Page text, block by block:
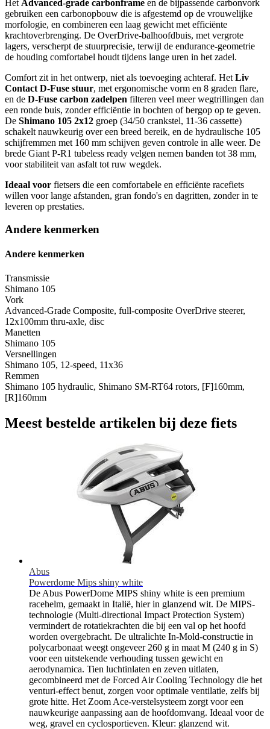
Het Advanced-grade carbonframe en de bijpassende carbonvork
gebruiken een carbonopbouw die is afgestemd op de vrouwelijke
morfologie, en combineren een laag gewicht met efficiënte
krachtoverbrenging. De OverDrive-balhoofdbuis, met vergrote
lagers, verscherpt de stuurprecisie, terwijl de endurance-geometrie
de houding comfortabel houdt tijdens lange uren in het zadel.
Comfort zit in het ontwerp, niet als toevoeging achteraf. Het Liv
Contact D-Fuse stuur, met ergonomische vorm en 8 graden flare,
en de D-Fuse carbon zadelpen filteren veel meer wegtrillingen dan
een ronde buis, zonder efficiëntie in bochten of bergop op te geven.
De Shimano 105 2x12 groep (34/50 crankstel, 11-36 cassette)
schakelt nauwkeurig over een breed bereik, en de hydraulische 105
schijfremmen met 160 mm schijven geven controle in alle weer. De
brede Giant P-R1 tubeless ready velgen nemen banden tot 38 mm,
voor stabiliteit van asfalt tot ruw wegdek.
Ideaal voor fietsers die een comfortabele en efficiënte racefiets
willen voor lange afstanden, gran fondo's en dagritten, zonder in te
leveren op prestaties.
Andere kenmerken
Andere kenmerken
Transmissie
Shimano 105
Vork
Advanced-Grade Composite, full-composite OverDrive steerer,
12x100mm thru-axle, disc
Manetten
Shimano 105
Versnellingen
Shimano 105, 12-speed, 11x36
Remmen
Shimano 105 hydraulic, Shimano SM-RT64 rotors, [F]160mm,
[R]160mm
Meest bestelde artikelen bij deze fiets
Abus
Powerdome Mips shiny white
De Abus PowerDome MIPS shiny white is een premium
racehelm, gemaakt in Italië, hier in glanzend wit. De MIPS-
technologie (Multi-directional Impact Protection System)
vermindert de rotatiekrachten die bij een val op het hoofd
worden overgebracht. De ultralichte In-Mold-constructie in
polycarbonaat weegt ongeveer 260 g in maat M (240 g in S)
voor een uitstekende verhouding tussen gewicht en
aerodynamica. Tien luchtinlaten en zeven uitlaten,
gecombineerd met de Forced Air Cooling Technology die het
venturi-effect benut, zorgen voor optimale ventilatie, zelfs bij
grote hitte. Het Zoom Ace-verstelsysteem zorgt voor een
nauwkeurige aanpassing aan de hoofdomvang. Ideaal voor de
weg, gravel en cyclosportieven. Kleur: glanzend wit.